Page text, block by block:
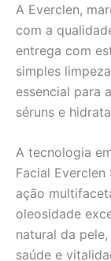
A Everclen,
com a
entrega com
simples
essencial para
séruns e
A tecnologia
Facial Everclen
ação
oleosidade
natural da
saúde e